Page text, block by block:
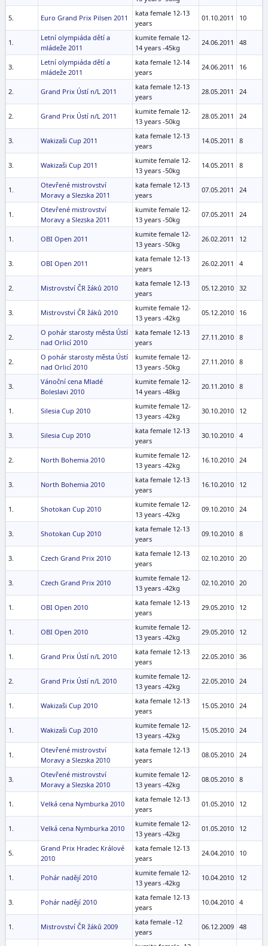
5. Euro Grand Prix Pilsen 2011
kata female 12-13
years
01.10.2011 10
1.
Letní olympiáda dětí a
mládeže 2011
kumite female 12-
14 years -45kg
24.06.2011 48
3.
Letní olympiáda dětí a
mládeže 2011
kata female 12-14
years
24.06.2011 16
2. Grand Prix Ústí n/L 2011
kata female 12-13
years
28.05.2011 24
2. Grand Prix Ústí n/L 2011
kumite female 12-
13 years -50kg
28.05.2011 24
3. Wakizaši Cup 2011
kata female 12-13
years
14.05.2011 8
3. Wakizaši Cup 2011
kumite female 12-
13 years -50kg
14.05.2011 8
1.
Otevřené mistrovství
Moravy a Slezska 2011
kata female 12-13
years
07.05.2011 24
1.
Otevřené mistrovství
Moravy a Slezska 2011
kumite female 12-
13 years -50kg
07.05.2011 24
1. OBI Open 2011
kumite female 12-
13 years -50kg
26.02.2011 12
3. OBI Open 2011
kata female 12-13
years
26.02.2011 4
2. Mistrovství ČR žáků 2010
kata female 12-13
years
05.12.2010 32
3. Mistrovství ČR žáků 2010
kumite female 12-
13 years -42kg
05.12.2010 16
2.
O pohár starosty města Ústí
nad Orlicí 2010
kata female 12-13
years
27.11.2010 8
2.
O pohár starosty města Ústí
nad Orlicí 2010
kumite female 12-
13 years -50kg
27.11.2010 8
3.
Vánoční cena Mladé
Boleslavi 2010
kumite female 12-
14 years -48kg
20.11.2010 8
1. Silesia Cup 2010
kumite female 12-
13 years -42kg
30.10.2010 12
3. Silesia Cup 2010
kata female 12-13
years
30.10.2010 4
2. North Bohemia 2010
kumite female 12-
13 years -42kg
16.10.2010 24
3. North Bohemia 2010
kata female 12-13
years
16.10.2010 12
1. Shotokan Cup 2010
kumite female 12-
13 years -42kg
09.10.2010 24
3. Shotokan Cup 2010
kata female 12-13
years
09.10.2010 8
3. Czech Grand Prix 2010
kata female 12-13
years
02.10.2010 20
3. Czech Grand Prix 2010
kumite female 12-
13 years -42kg
02.10.2010 20
1. OBI Open 2010
kata female 12-13
years
29.05.2010 12
1. OBI Open 2010
kumite female 12-
13 years -42kg
29.05.2010 12
1. Grand Prix Ústí n/L 2010
kata female 12-13
years
22.05.2010 36
2. Grand Prix Ústí n/L 2010
kumite female 12-
13 years -42kg
22.05.2010 24
1. Wakizaši Cup 2010
kata female 12-13
years
15.05.2010 24
1. Wakizaši Cup 2010
kumite female 12-
13 years -42kg
15.05.2010 24
1.
Otevřené mistrovství
Moravy a Slezska 2010
kata female 12-13
years
08.05.2010 24
3.
Otevřené mistrovství
Moravy a Slezska 2010
kumite female 12-
13 years -42kg
08.05.2010 8
1. Velká cena Nymburka 2010
kata female 12-13
years
01.05.2010 12
1. Velká cena Nymburka 2010
kumite female 12-
13 years -42kg
01.05.2010 12
5.
Grand Prix Hradec Králové
2010
kata female 12-13
years
24.04.2010 10
1. Pohár nadějí 2010
kumite female 12-
13 years -42kg
10.04.2010 12
3. Pohár nadějí 2010
kata female 12-13
years
10.04.2010 4
1. Mistrovství ČR žáků 2009
kata female -12
years
06.12.2009 48